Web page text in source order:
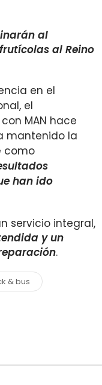
al
al Reino
en el
el
MAN hace
mantenido la
como
han ido
servicio integral,
y un
.
& bus